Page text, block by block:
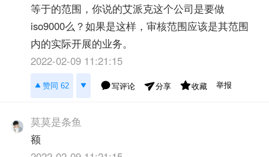
等于的范围，你说的艾派克这个公司是要做
iso9000么？如果是这样，审核范围应该是其范围
内的实际开展的业务。
2022-02-09 11:21:15
赞同 62 写评论 分享 收藏 举报
莫莫是条鱼
额